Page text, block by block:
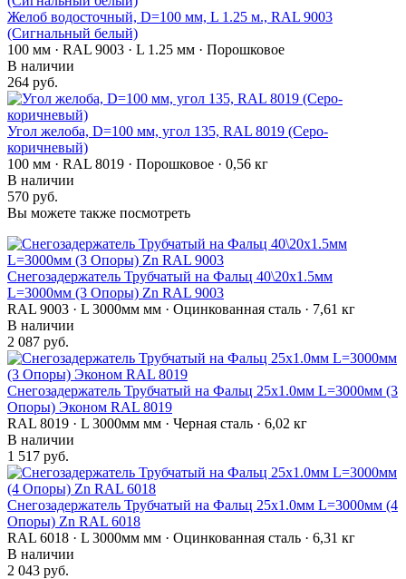
Желоб водосточный, D=100 мм, L 1.25 м., RAL 9003
(Сигнальный белый)
100 мм · RAL 9003 · L 1.25 мм · Порошковое
В наличии
264 руб.
Угол желоба, D=100 мм, угол 135, RAL 8019 (Серо-
коричневый)
100 мм · RAL 8019 · Порошковое · 0,56 кг
В наличии
570 руб.
Вы можете также посмотреть
Снегозадержатель Трубчатый на Фальц 40\20х1.5мм
L=3000мм (3 Опоры) Zn RAL 9003
RAL 9003 · L 3000мм мм · Оцинкованная сталь · 7,61 кг
В наличии
2 087 руб.
Снегозадержатель Трубчатый на Фальц 25х1.0мм L=3000мм (3
Опоры) Эконом RAL 8019
RAL 8019 · L 3000мм мм · Черная сталь · 6,02 кг
В наличии
1 517 руб.
Снегозадержатель Трубчатый на Фальц 25х1.0мм L=3000мм (4
Опоры) Zn RAL 6018
RAL 6018 · L 3000мм мм · Оцинкованная сталь · 6,31 кг
В наличии
2 043 руб.